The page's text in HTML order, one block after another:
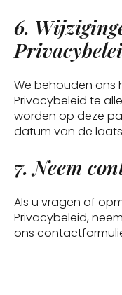
6.
We behouden ons
Privacybeleid te
worden op deze
datum van de
7. Neem
Als u vragen of
Privacybeleid,
ons